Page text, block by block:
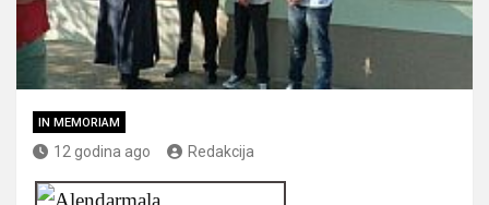
IN MEMORIAM
12 godina ago Redakcija